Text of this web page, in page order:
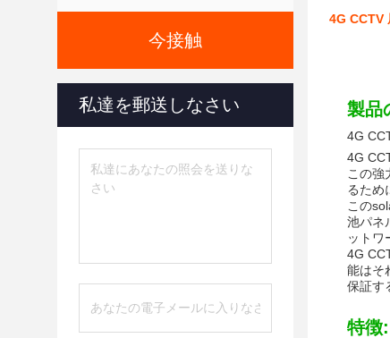
今接触
私達を郵送しなさい
4G CCTV
製品
4G
4G
この強
るため
この
池パネ
ットワ
4G
能はそ
保証す
特徴: